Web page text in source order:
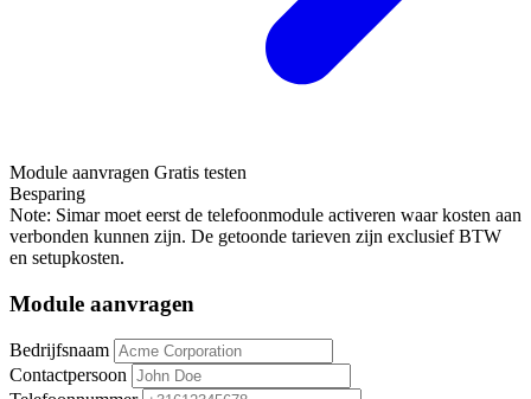
Module aanvragen Gratis testen
Besparing
Note: Simar moet eerst de telefoonmodule activeren waar kosten aan
verbonden kunnen zijn. De getoonde tarieven zijn exclusief BTW
en setupkosten.
Module aanvragen
Bedrijfsnaam
Contactpersoon